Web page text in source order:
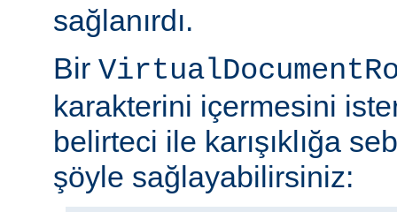
sağlanırdı.
Bir
karakterini içermesini
belirteci ile karışıklığa
şöyle sağlayabilirsiniz: